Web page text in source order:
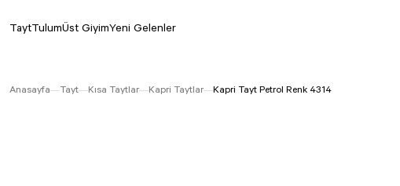
TaytTulumÜst GiyimYeni Gelenler
Anasayfa Tayt Kısa Taytlar Kapri Taytlar Kapri Tayt Petrol Renk 4314